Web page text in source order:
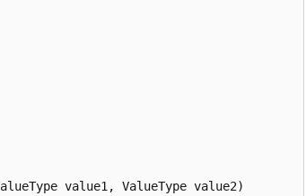
value1, ValueType value2)